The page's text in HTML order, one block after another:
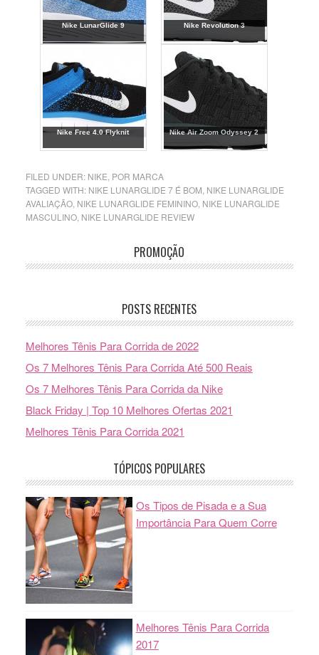
Nike LunarGlide 9 Nike Revolution 3
Nike Free 4.0 Flyknit Nike Air Zoom Odyssey 2
FILED UNDER: NIKE POR MARCA
TAGGED WITH: NIKE LUNARGLIDE 7 É BOM NIKE LUNARGLIDE
AVALIAÇÃO, NIKE LUNARGLIDE FEMININO, NIKE LUNARGLIDE
MASCULINO, NIKE LUNARGLIDE REVIEW
PROMOÇÃO
POSTS RECENTES
Melhores Tênis Para Corrida de 2022
Os 7 Melhores Tênis Para Corrida Até 500 Reais
Os 7 Melhores Tênis Para Corrida da Nike
Black Friday | Top 10 Melhores Ofertas 2021
Melhores Tênis Para Corrida 2021
TÓPICOS POPULARES
Os Tipos de Pisada e a Sua
Importância Para Quem Corre
Melhores Tênis Para Corrida
2017